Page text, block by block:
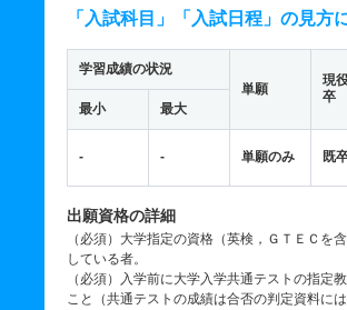
「入試科目」「入試日程」の見方
学習成績の状況
単願
現
卒
最小 最大
- - 単願のみ 既
出願資格の詳細
（必須）大学指定の資格（英検，ＧＴＥＣを
している者。
（必須）入学前に大学入学共通テストの指定
こと（共通テストの成績は合否の判定資料には